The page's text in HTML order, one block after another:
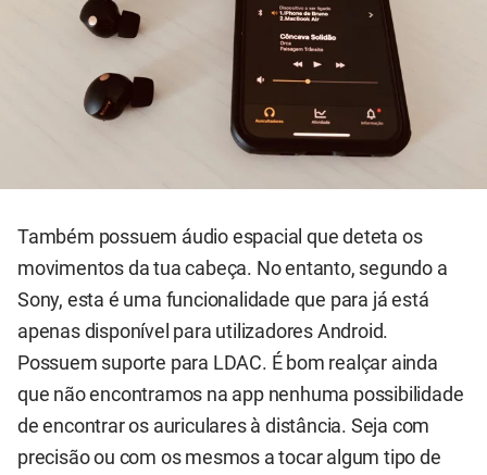
Também possuem áudio espacial que deteta os
movimentos da tua cabeça. No entanto, segundo a
Sony, esta é uma funcionalidade que para já está
apenas disponível para utilizadores Android.
Possuem suporte para LDAC. É bom realçar ainda
que não encontramos na app nenhuma possibilidade
de encontrar os auriculares à distância. Seja com
precisão ou com os mesmos a tocar algum tipo de